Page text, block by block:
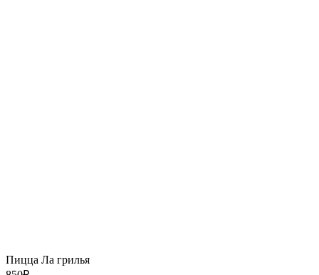
Пицца Ла грилья